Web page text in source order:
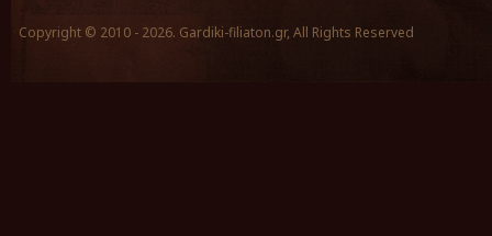
Copyright © 2010 - 2026. Gardiki-filiaton.gr, All Rights Reserved